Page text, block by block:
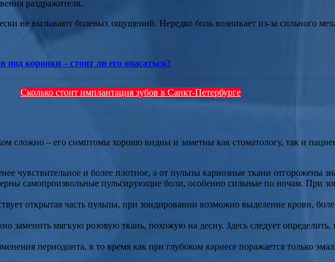
раздражителя.
не вызывают болевых ощущений. Нередко боль возникает из-за сильного
коронки – стоит ли его опасаться?
Сколько стоит имплантация зубов в Санкт-Петербурге
сложно – его симптомы хорошо видны и заметны как стоматологу, так и
чувствительное и более плотное, а от пульпы кариозные ткани отгорожены
самопроизвольные пульсирующие боли, особенно сильные по ночам. При
открытая часть пульпы, при зондировании возможно выделение крови,
мягкую розовую ткань, похожую на десну. Здесь следует определить,
периодонта, в то время как при глубоком кариесе поражается только